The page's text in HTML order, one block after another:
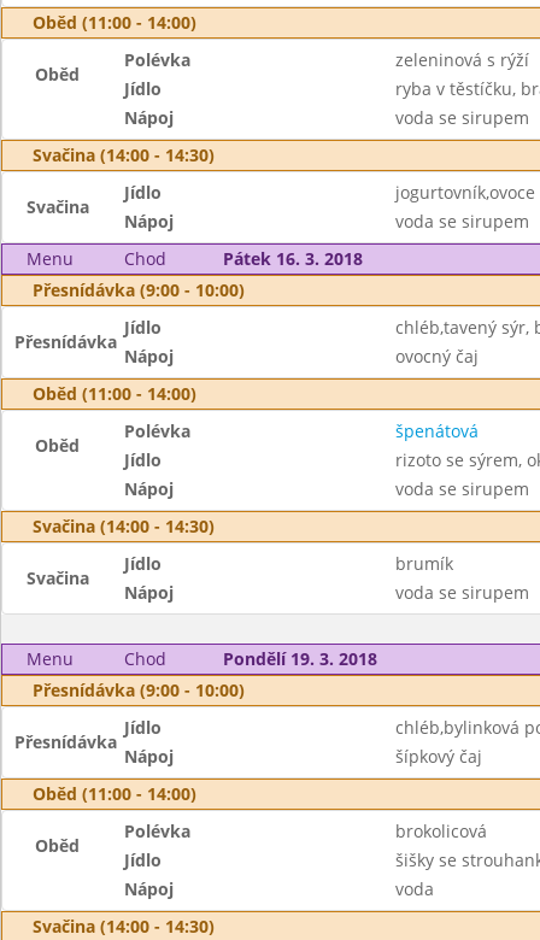
Oběd (11:00 - 14:00)
Oběd
Polévka
zeleninová s rýží
Jídlo
ryba v těstíčku,
Nápoj
voda se sirupem
Svačina (14:00 - 14:30)
Svačina
Jídlo
jogurtovník,ovoce
Nápoj
voda se sirupem
Menu
Chod
Pátek 16. 3. 2018
Přesnídávka (9:00 - 10:00)
Přesnídávka
Jídlo
chléb,tavený sýr,
Nápoj
ovocný čaj
Oběd (11:00 - 14:00)
Oběd
Polévka
špenátová
Jídlo
rizoto se sýrem,
Nápoj
voda se sirupem
Svačina (14:00 - 14:30)
Svačina
Jídlo
brumík
Nápoj
voda se sirupem
Menu Chod
Pondělí 19. 3. 2018
Přesnídávka (9:00 - 10:00)
Přesnídávka
Jídlo
chléb,bylinková
Nápoj
šípkový čaj
Oběd (11:00 - 14:00)
Oběd
Polévka
brokolicová
Jídlo
šišky se
Nápoj
voda
Svačina (14:00 - 14:30)